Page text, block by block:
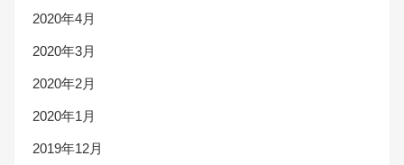
2020年4月
2020年3月
2020年2月
2020年1月
2019年12月